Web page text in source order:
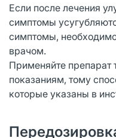
Если после лечения
симптомы
симптомы,
врачом.
Применяйте препарат
показаниям, тому
которые указаны в